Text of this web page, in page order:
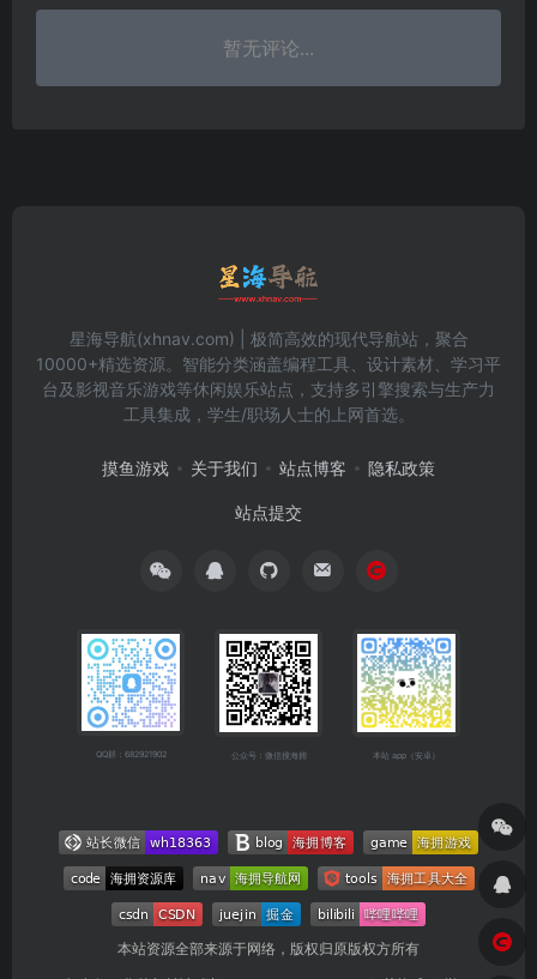
暂无评论...
星海导航(xhnav.com) | 极简高效的现代导航站，聚合
10000+精选资源。智能分类涵盖编程工具、设计素材、学习平
台及影视音乐游戏等休闲娱乐站点，支持多引擎搜索与生产力
工具集成，学生/职场人士的上网首选。
摸鱼游戏 关于我们 站点博客 隐私政策
站点提交
QQ群：682921902 公众号：微信搜海拥 本站 app（安卓）
本站资源全部来源于网络，版权归原版权方所有